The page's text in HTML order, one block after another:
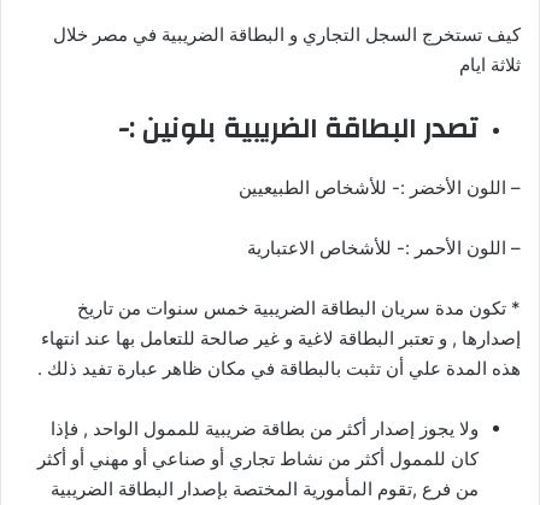
كيف تستخرج السجل التجاري و البطاقة الضريبية في مصر خلال
ثلاثة ايام
تصدر البطاقة الضريبية بلونين :-
– اللون الأخضر :- للأشخاص الطبيعيين
– اللون الأحمر :- للأشخاص الاعتبارية
* تكون مدة سريان البطاقة الضريبية خمس سنوات من تاريخ
إصدارها , و تعتبر البطاقة لاغية و غير صالحة للتعامل بها عند انتهاء
هذه المدة علي أن تثبت بالبطاقة في مكان ظاهر عبارة تفيد ذلك .
ولا يجوز إصدار أكثر من بطاقة ضريبية للممول الواحد , فإذا
كان للممول أكثر من نشاط تجاري أو صناعي أو مهني أو أكثر
من فرع ,تقوم المأمورية المختصة بإصدار البطاقة الضريبية